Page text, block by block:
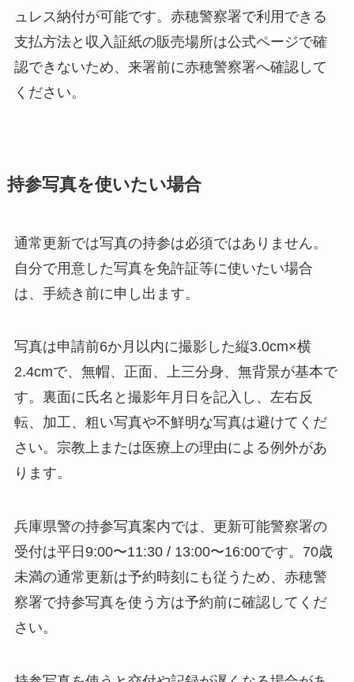
ュレス納付が可能です。赤穂警察署で利用できる
支払方法と収入証紙の販売場所は公式ページで確
認できないため、来署前に赤穂警察署へ確認して
ください。
持参写真を使いたい場合
通常更新では写真の持参は必須ではありません。
自分で用意した写真を免許証等に使いたい場合
は、手続き前に申し出ます。
写真は申請前6か月以内に撮影した縦3.0cm×横
2.4cmで、無帽、正面、上三分身、無背景が基本で
す。裏面に氏名と撮影年月日を記入し、左右反
転、加工、粗い写真や不鮮明な写真は避けてくだ
さい。宗教上または医療上の理由による例外があ
ります。
兵庫県警の持参写真案内では、更新可能警察署の
受付は平日9:00〜11:30 / 13:00〜16:00です。70歳
未満の通常更新は予約時刻にも従うため、赤穂警
察署で持参写真を使う方は予約前に確認してくだ
さい。